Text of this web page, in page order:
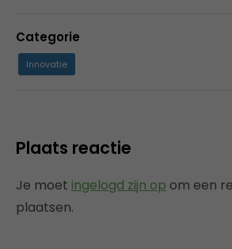
Categorie
Innovatie
Plaats reactie
Je moet ingelogd zijn op om een
plaatsen.